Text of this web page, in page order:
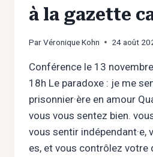
à la gazette
ParVéronique Kohn 24 août
Conférence le 13
18h Le paradoxe : je me
prisonnier·ère en amour
vous vous sentez bien.
vous sentir indépendant·e,
es, et vous contrôlez votre